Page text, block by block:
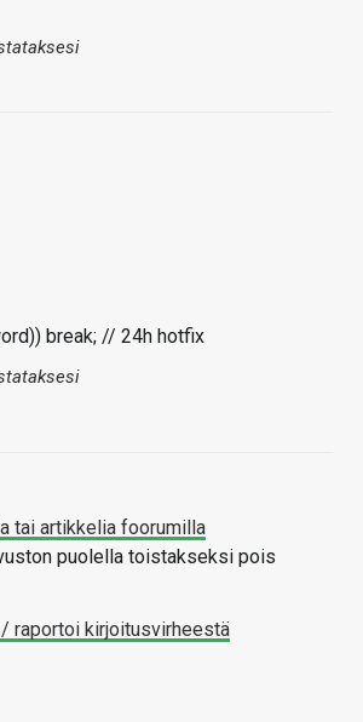
break; // 24h hotfix
tai artikkelia foorumilla
puolella toistakseksi pois
raportoi kirjoitusvirheestä